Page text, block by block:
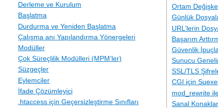
Derleme ve Kurulum
Başlatma
Durdurma ve Yeniden Başlatma
Çalışma anı Yapılandırma Yönergeleri
Modüller
Çok Süreçlilik Modülleri (MPM’ler)
Süzgeçler
Eylemciler
İfade Çözümleyici
.htaccess için Geçersizleştirme Sınıfları
Ortam
Günlük
URL’lerin
Başarım
Güvenlik
Sunucu
SSL/TLS
CGI için
mod_rewrite
Sanal Konaklar